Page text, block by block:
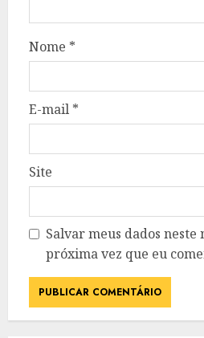
Nome *
E-mail *
Site
Salvar meus dados
próxima vez que eu